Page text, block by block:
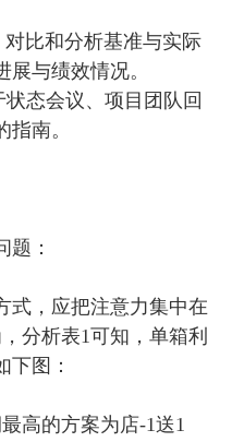
比和分析基准与实际
与绩效情况。
态会议、项目团队回
南。
题：
式，应把注意力集中在
分析表1可知，单箱利
下图：
高的方案为店-1送1